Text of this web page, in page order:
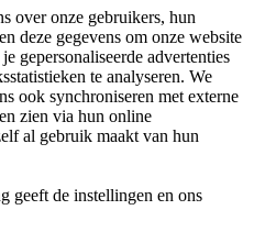
over onze gebruikers, hun
deze gegevens om onze website
gepersonaliseerde advertenties
te analyseren. We
ook synchroniseren met externe
zien via hun online
al gebruik maakt van hun
geeft de instellingen en ons